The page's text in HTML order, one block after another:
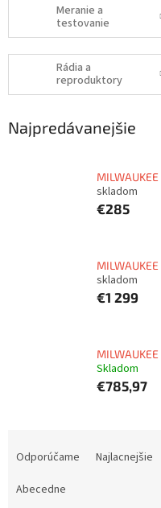
Meranie a
testovanie
Rádia a
reproduktory
Najpredávanejšie
skladom
€285
skladom
€1 299
Skladom
€785,97
Odporúčame Najlacnejšie
Abecedne